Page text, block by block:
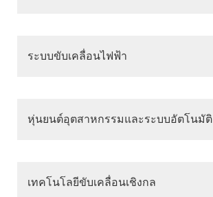
ระบบขับเคลื่อนไฟฟ้า
หุ่นยนต์อุตสาหกรรมและระบบอัตโนมัติ
เทคโนโลยีขับเคลื่อนเชิงกล